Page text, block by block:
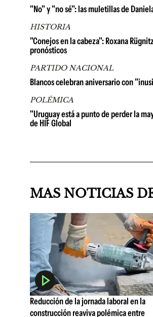
"No" y "no sé": las muletillas de
HISTORIA
"Conejos en la cabeza": Roxana
pronósticos
PARTIDO NACIONAL
Blancos celebran aniversario con
POLÉMICA
"Uruguay está a punto de perder la
de HIF Global
MAS NOTICIAS
Reducción de la jornada laboral en la
construcción reaviva polémica entre